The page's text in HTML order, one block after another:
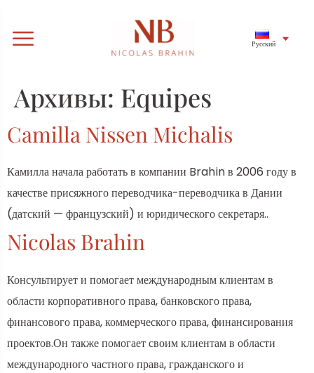
Русский
Архивы: Equipes
Camilla Nissen Michalis
Камилла начала работать в компании Brahin в 2006 году в
качестве присяжного переводчика-переводчика в Дании
(датский — французский) и юридического секретаря..
Nicolas Brahin
Консультирует и помогает международным клиентам в
области корпоративного права, банковского права,
финансового права, коммерческого права, финансирования
проектов.Он также помогает своим клиентам в области
международного частного права, гражданского и